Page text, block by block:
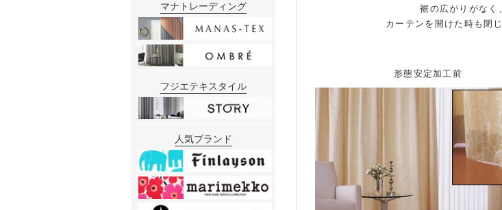
裾の広がりがなく
カーテンを開けた時も閉
形態安定加工前
マナトレーディング
フジエテキスタイル
人気ブランド